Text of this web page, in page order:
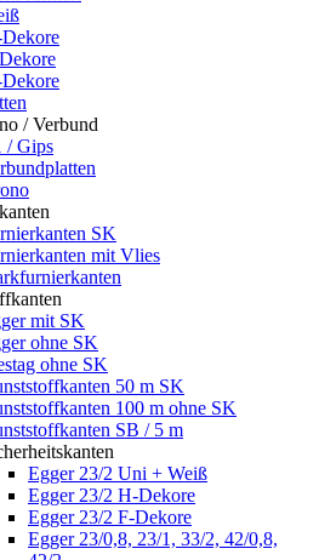
/ Verbund
/ Gips
SK
mit Vlies
mit SK
ohne SK
ohne SK
50 m SK
100 m ohne SK
SB / 5 m
Egger 23/2 Uni + Weiß
Egger 23/2 H-Dekore
Egger 23/2 F-Dekore
Egger 23/0,8, 23/1, 33/2, 42/0,8,